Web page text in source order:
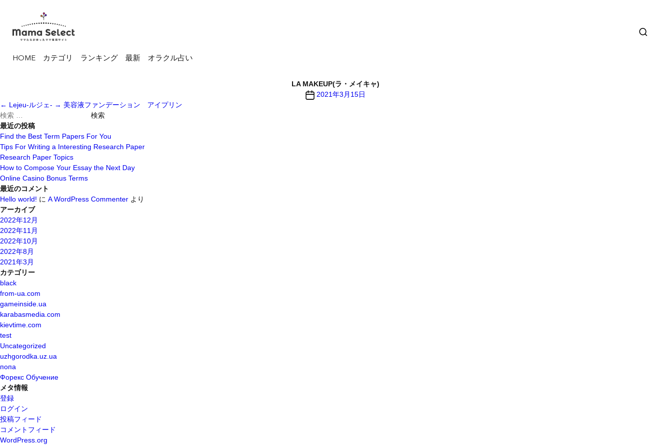
HOME カテゴリ ランキング 最新 オラクル占い
LA MAKEUP(ラ・メイキャ)
投 2021年3月15日
← Lejeu-ルジェ- → 美容液ファンデーション アイプリン
検
索
対
象:
最近の投稿
Find the Best Term Papers For You
Tips For Writing a Interesting Research Paper
Research Paper Topics
How to Compose Your Essay the Next Day
Online Casino Bonus Terms
最近のコメント
Hello world! に A WordPress Commenter より
アーカイブ
2022年12月
2022年11月
2022年10月
2022年8月
2021年3月
カテゴリー
black
from-ua.com
gameinside.ua
karabasmedia.com
kievtime.com
test
Uncategorized
uzhgorodka.uz.ua
попа
Форекс Обучение
メタ情報
登録
ログイン
投稿フィード
コメントフィード
WordPress.org